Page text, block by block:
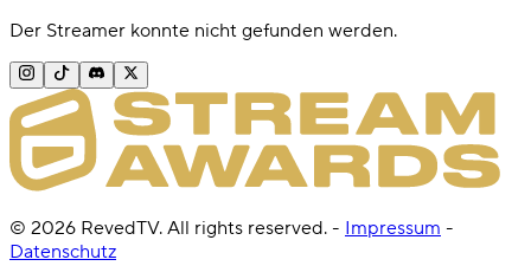
Der Streamer konnte nicht gefunden werden.
© 2026 RevedTV. All rights reserved. - Impressum -
Datenschutz